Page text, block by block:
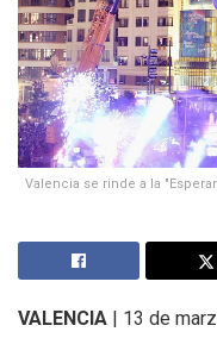
Valencia se rinde a la
VALENCIA | 13 de